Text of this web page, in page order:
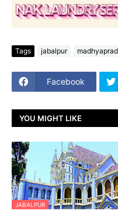
Tags jabalpur
Facebook
YOU MIGHT LIKE
JABALPUR